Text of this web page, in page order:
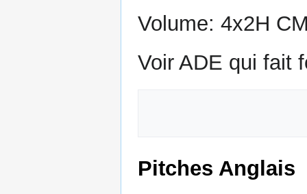
Volume: 4x2H
Voir ADE qui fait
Pitches Anglais